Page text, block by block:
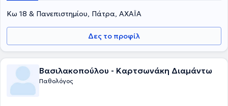
Κω 18 & Πανεπιστημίου, Πάτρα, ΑΧΑΪΑ
Δες το προφίλ
Βασιλακοπούλου - Καρτσωνάκη Διαμάντω
Παθολόγος